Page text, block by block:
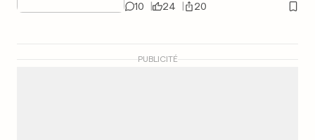
10 24 20
PUBLICITÉ